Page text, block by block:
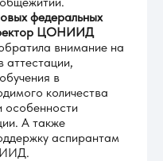
федеральных
ЦОНИИД
внимание на
аттестации,
в
количества
особенности
А также
аспирантам